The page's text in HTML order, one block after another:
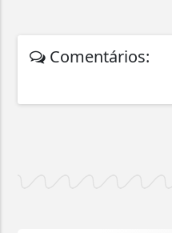
Comentários: